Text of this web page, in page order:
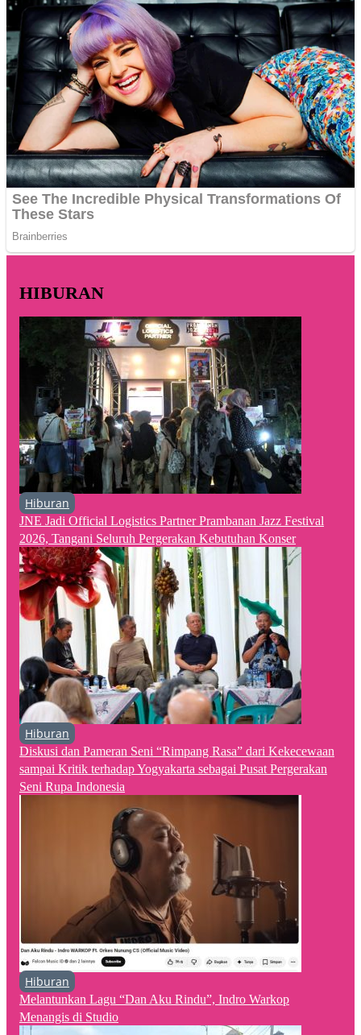
HIBURAN
Hiburan
JNE Jadi Official Logistics Partner Prambanan Jazz Festival
2026, Tangani Seluruh Pergerakan Kebutuhan Konser
Hiburan
Diskusi dan Pameran Seni “Rimpang Rasa” dari Kekecewaan
sampai Kritik terhadap Yogyakarta sebagai Pusat Pergerakan
Seni Rupa Indonesia
Hiburan
Melantunkan Lagu “Dan Aku Rindu”, Indro Warkop
Menangis di Studio